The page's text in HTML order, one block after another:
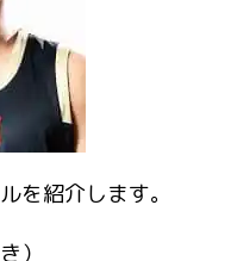
を紹介します。
）